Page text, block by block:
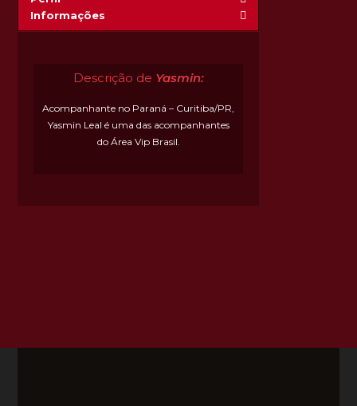
Informações
Descrição de Yasmin:
Acompanhante no Paraná – Curitiba/PR,
Yasmin Leal é uma das acompanhantes
do Área Vip Brasil.